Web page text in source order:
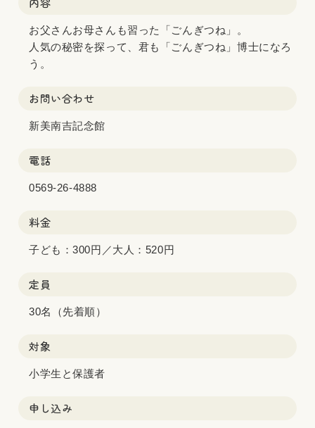
お父さんお母さんも習った「ごんぎつね」。
人気の秘密を探って、君も「ごんぎつね」博士になろ
う。
お問い合わせ
新美南吉記念館
電話
0569-26-4888
料金
子ども：300円／大人：520円
定員
30名（先着順）
対象
小学生と保護者
申し込み